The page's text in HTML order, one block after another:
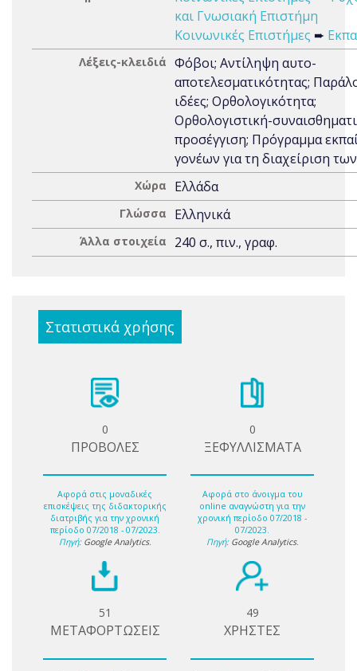
και Γνωσιακή Επιστήμη
Κοινωνικές Επιστήμες ➨
Λέξεις-κλειδιά Φόβοι; Αντίληψη αυτο-
αποτελεσματικότητας;
ιδέες; Ορθολογικότητα;
Ορθολογιστική-
προσέγγιση; Πρόγραμμα
γονέων για τη διαχείριση
Χώρα Ελλάδα
Γλώσσα Ελληνικά
Άλλα στοιχεία 240 σ., πιν., γραφ.
Στατιστικά χρήσης
0
ΠΡΟΒΟΛΕΣ
Αφορά στις μοναδικές
επισκέψεις της διδακτορικής
διατριβής για την χρονική
περίοδο 07/2018 - 07/2023.
Πηγή: Google Analytics.
0
ΞΕΦΥΛΛΙΣΜΑΤΑ
Αφορά στο άνοιγμα του
online αναγνώστη για την
χρονική περίοδο 07/2018 -
07/2023.
Πηγή: Google Analytics.
51
ΜΕΤΑΦΟΡΤΩΣΕΙΣ
49
ΧΡΗΣΤΕΣ